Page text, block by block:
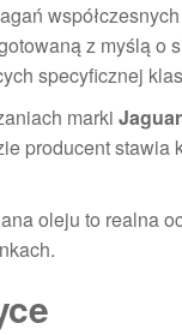
z myślą o
specyficznej
marki
producent stawia
oleju to realna